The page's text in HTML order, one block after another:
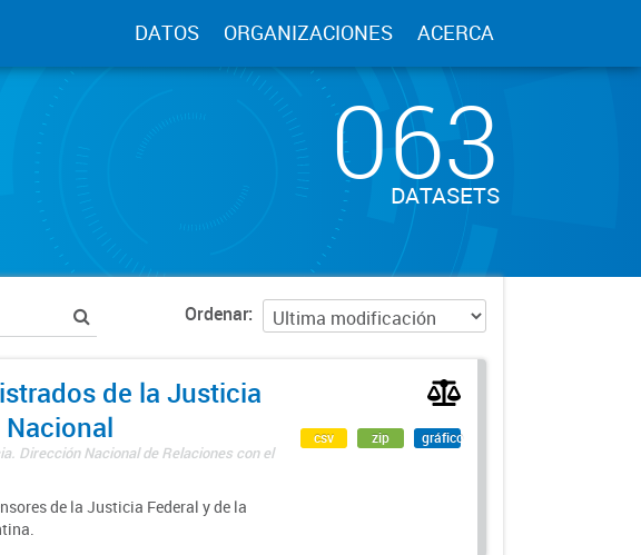
DATOS ORGANIZACIONES ACERCA
063
DATASETS
Ordenar
de la Justicia
Dirección Nacional de Relaciones con el
de la Justicia Federal y de la
csv zip gráfico